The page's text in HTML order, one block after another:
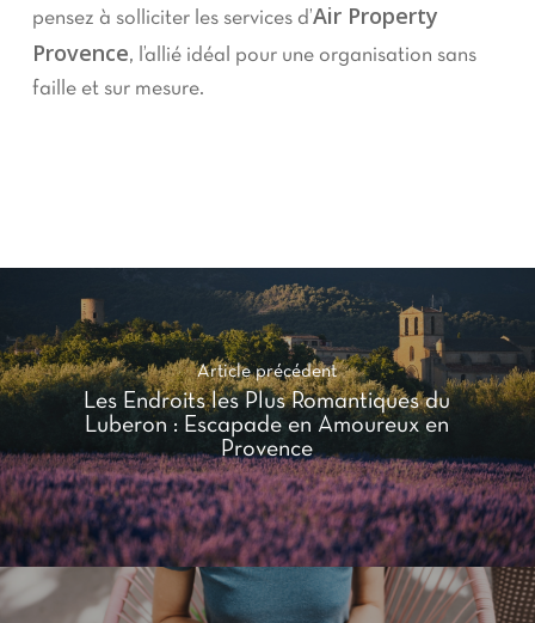
pensez à solliciter les services d’Air Property
Provence, l’allié idéal pour une organisation sans
faille et sur mesure.
Article précédent
Les Endroits les Plus Romantiques du
Luberon : Escapade en Amoureux en
Provence